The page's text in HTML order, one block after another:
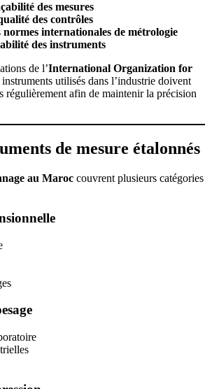
des mesures
des contrôles
normes internationales de métrologie
des instruments
de l’International Organization for
instruments utilisés dans l’industrie doivent
régulièrement afin de maintenir la précision
de mesure étalonnés
au Maroc couvrent plusieurs catégories